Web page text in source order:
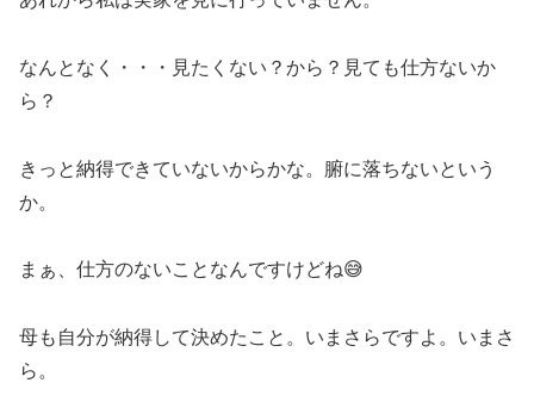
なんとなく・・・見たくない？から？見ても仕方ないか
ら？
きっと納得できていないからかな。腑に落ちないという
か。
まぁ、仕方のないことなんですけどね😅
母も自分が納得して決めたこと。いまさらですよ。いまさ
ら。